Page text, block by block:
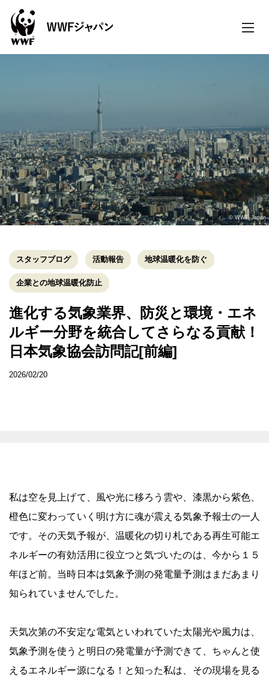
toggle
© WWF-Japan
スタッフブログ 活動報告 地球温暖化を防ぐ
企業との地球温暖化防止
進化する気象業界、防災と環境・エネ
ルギー分野を統合してさらなる貢献！
日本気象協会訪問記[前編]
2026/02/20
私は空を見上げて、風や光に移ろう雲や、漆黒から紫色、
橙色に変わっていく明け方に魂が震える気象予報士の一人
です。その天気予報が、温暖化の切り札である再生可能エ
ネルギーの有効活用に役立つと気づいたのは、今から１５
年ほど前。当時日本は気象予測の発電量予測はまだあまり
知られていませんでした。
天気次第の不安定な電気といわれていた太陽光や風力は、
気象予測を使うと明日の発電量が予測できて、ちゃんと使
えるエネルギー源になる！と知った私は、その現場を見る